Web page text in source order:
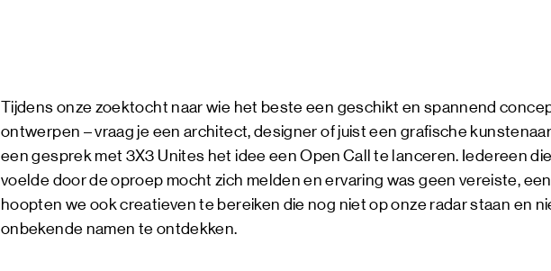
Tijdens onze zoektocht naar wie het beste een geschikt en spannend
ontwerpen – vraag je een architect, designer of juist een grafische
een gesprek met 3X3 Unites het idee eenOpen Call te lanceren. Iedereen
voelde door de oproep mocht zich melden en ervaring was geen vereiste,
hoopten we ook creatieven te bereiken die nog niet op onze radar staan en
onbekende namen te ontdekken.